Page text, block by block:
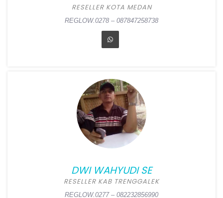
REGLOW.0279 – 081348238985
RESELLER KOTA MEDAN
REGLOW.0278 – 087847258738
Position:Reseller Kota
Medan
Alamat:Jl. Rakyat Gg
Kadus No 300, Tanjung
Anom, Medan Tuntungan,
REGLOW.0278 – 087847258738
DWI WAHYUDI SE
RESELLER KAB TRENGGALEK
REGLOW.0277 – 082232856990